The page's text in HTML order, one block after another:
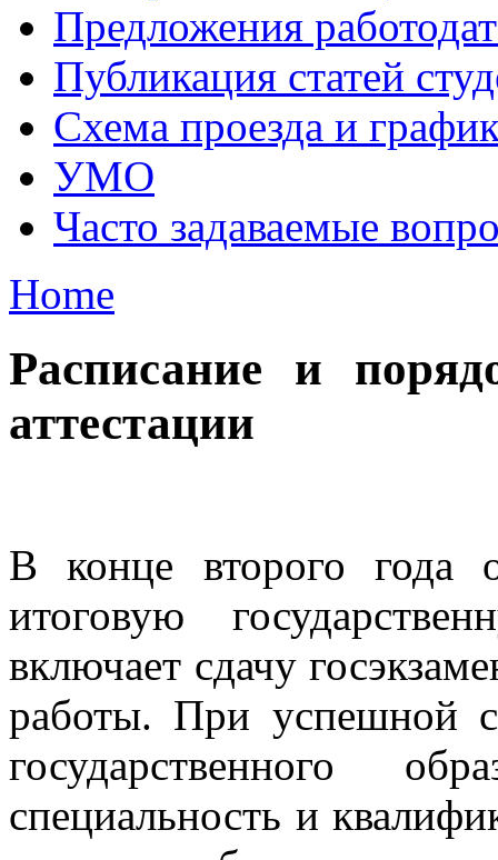
Предложения
Публикация статей
Схема проезда и
УМО
Часто задаваемые
Home
Расписание и
аттестации
В конце второго года
итоговую
включает сдачу
работы. При успешной
государственного
специальность и